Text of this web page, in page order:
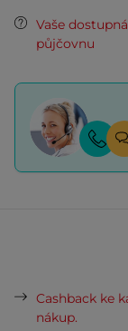
Vaše
půjčovnu
Cashback ke
nákup.